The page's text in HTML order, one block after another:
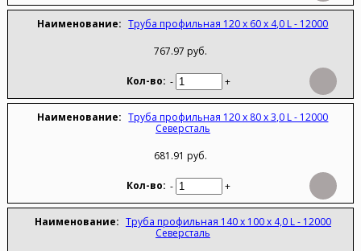
Труба профильная 120 х 60 х 4,0 L - 12000
767.97 руб.
- +
Труба профильная 120 х 80 х 3,0 L - 12000
Северсталь
681.91 руб.
- +
Труба профильная 140 х 100 х 4,0 L - 12000
Северсталь